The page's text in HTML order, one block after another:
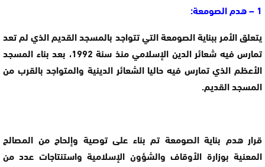
1 – هدم الصومعة:
يتعلق الأمر ببناية الصومعة التي تتواجد بالمسجد القديم الذي لم تعد
تمارس فيه شعائر الدين الإسلامي منذ سنة 1992، بعد بناء المسجد
الأعظم الذي تمارس فيه حاليا الشعائر الدينية والمتواجد بالقرب من
المسجد القديم.
قرار هدم بناية الصومعة تم بناء على توصية وإلحاح من المصالح
المعنية بوزارة الأوقاف والشؤون الإسلامية واستنتاجات عدد من